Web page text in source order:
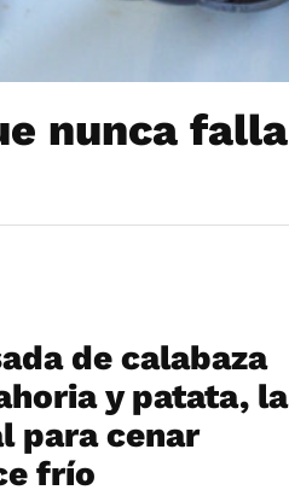
nunca falla
de calabaza
y patata, la
para cenar
frío